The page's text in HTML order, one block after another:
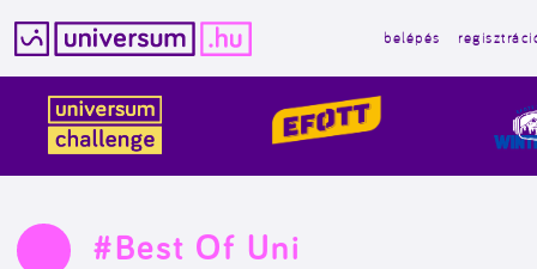
tartalomba
belépés
#Best Of Uni